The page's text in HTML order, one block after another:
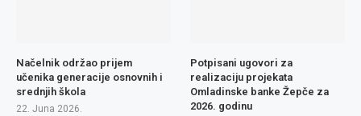
Načelnik održao prijem
učenika generacije osnovnih i
srednjih škola
22. Juna 2026.
Potpisani ugovori za
realizaciju projekata
Omladinske banke Žepče za
2026. godinu